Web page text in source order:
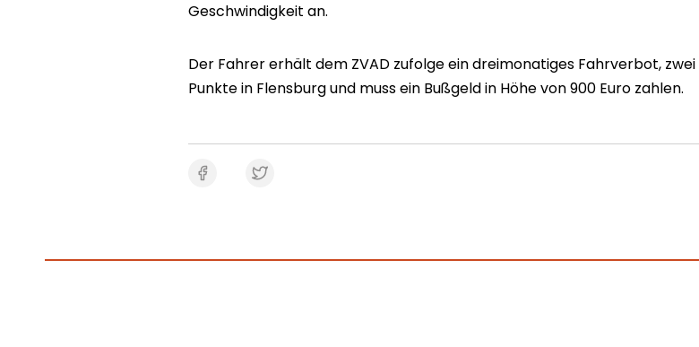
Geschwindigkeit an.
Der Fahrer erhält dem ZVAD zufolge ein dreimonatiges Fahrverbot, zwei
Punkte in Flensburg und muss ein Bußgeld in Höhe von 900 Euro zahlen.